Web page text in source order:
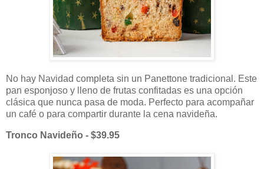
No hay Navidad completa sin un Panettone tradicional. Este
pan esponjoso y lleno de frutas confitadas es una opción
clásica que nunca pasa de moda. Perfecto para acompañar
un café o para compartir durante la cena navideña.
Tronco Navideño - $39.95